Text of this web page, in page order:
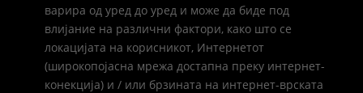
варира од уред до уред и може да биде под
влијание на различни фактори, како што се
локацијата на корисникот, Интернетот
(широкопојасна мрежа достапна преку интернет-
конекција) и / или брзината на интернет-врската